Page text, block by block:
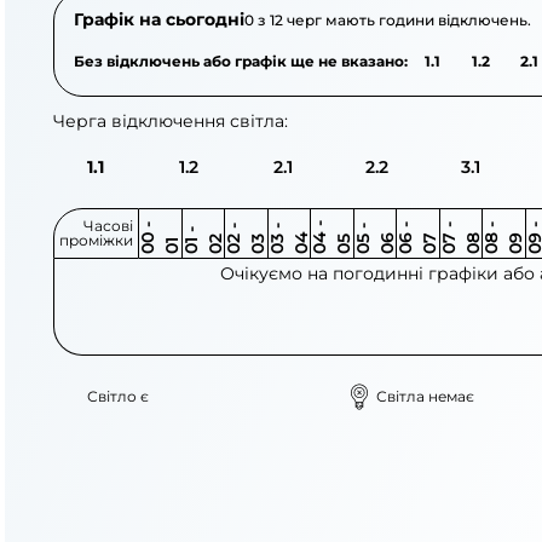
Графік на сьогодні0 з 12 черг мають години відключень.
Без відключень або графік ще не вказано: 1.1 1.2 2.1
Черга відключення світла:
1.1 1.2 2.1 2.2 3.1
Часові
проміжки 0
0
-
0 1 0
1
-
0 2 0 2
-
0 3 0 3
-
0 4 0 4
-
0 5 0 5
-
0 6 0 6
-
0 7 0 7
-
0 8 0 8
-
0 9 0
9
-
1
Очікуємо на погодинні графіки
Світло є Світла немає